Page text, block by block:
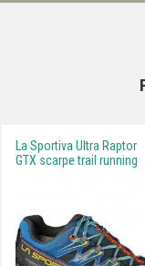
La Sportiva Ultra Raptor
GTX scarpe trail running